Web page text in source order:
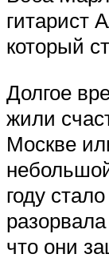
гитарист
который
Долгое
жили
Москве
году
что они